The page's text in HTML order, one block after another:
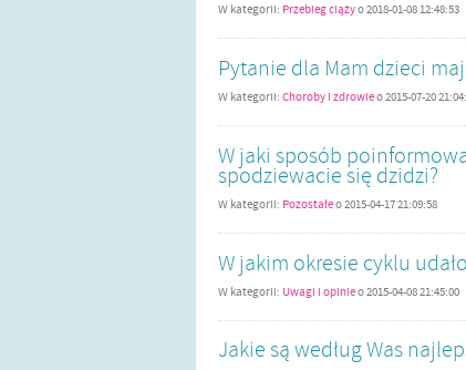
W kategorii: Przebieg ciążyo2018-01-08 12:48:53
Pytanie dla Mam dzieci
W kategorii: Choroby i zdrowieo2015-07-20
W jaki sposób
spodziewacie się dzidzi?
W kategorii: Pozostałeo2015-04-17 21:09:58
W jakim okresie cyklu
W kategorii: Uwagi i opinieo2015-04-08 21:45:00
Jakie są według Was